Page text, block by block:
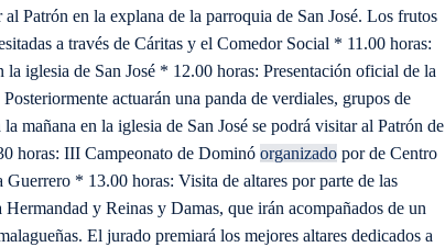
Patrón en la explana de la parroquia de San José. Los frutos
a través de Cáritas y el Comedor Social * 11.00 horas:
iglesia de San José * 12.00 horas: Presentación oficial de la
actuarán una panda de verdiales, grupos de
mañana en la iglesia de San José se podrá visitar al Patrón de
horas: III Campeonato de Dominó organizado por de Centro
* 13.00 horas: Visita de altares por parte de las
y Reinas y Damas, que irán acompañados de un
El jurado premiará los mejores altares dedicados a